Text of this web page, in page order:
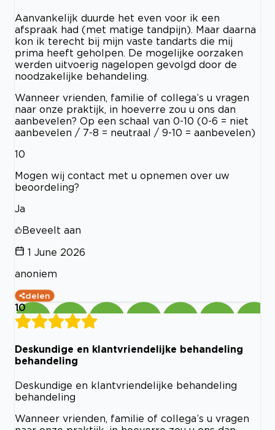
Aanvankelijk duurde het even voor ik een
afspraak had (met matige tandpijn). Maar daarna
kon ik terecht bij mijn vaste tandarts die mij
prima heeft geholpen. De mogelijke oorzaken
werden uitvoerig nagelopen gevolgd door de
noodzakelijke behandeling.
Wanneer vrienden, familie of collega’s u vragen
naar onze praktijk, in hoeverre zou u ons dan
aanbevelen? Op een schaal van 0-10 (0-6 = niet
aanbevelen / 7-8 = neutraal / 9-10 = aanbevelen)
10
Mogen wij contact met u opnemen over uw
beoordeling?
Ja
Beveelt aan
1 June 2026
anoniem
delen
10
Deskundige en klantvriendelijke behandeling
behandeling
Deskundige en klantvriendelijke behandeling
behandeling
Wanneer vrienden, familie of collega’s u vragen